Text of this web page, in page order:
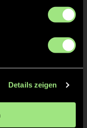
Details zeigen